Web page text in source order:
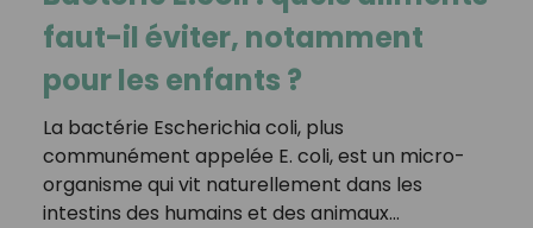
faut-il éviter, notamment
pour les enfants ?
La bactérie Escherichia coli, plus
communément appelée E. coli, est un micro-
organisme qui vit naturellement dans les
intestins des humains et des animaux…